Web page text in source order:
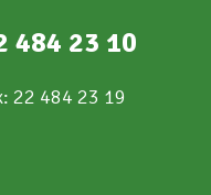
484 23 10
22 484 23 19